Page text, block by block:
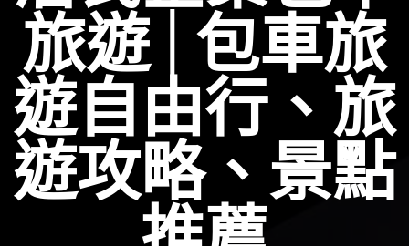
旅遊│包車旅
遊自由行、旅
遊攻略、景點